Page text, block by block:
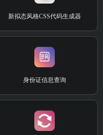
新拟态风格CSS代码生成器
身份证信息查询